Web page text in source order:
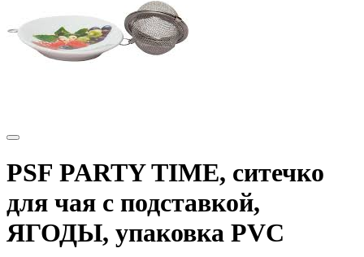
PSF PARTY TIME, ситечко
для чая с подставкой,
ЯГОДЫ, упаковка PVC